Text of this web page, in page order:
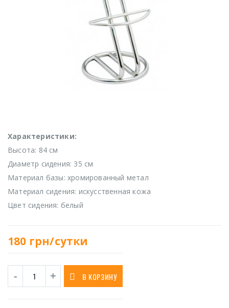
Характеристики:
Высота: 84 см
Диаметр сидения: 35 см
Материал базы: хромированный метал
Материал сидения: искусственная кожа
Цвет сидения: белый
180 грн/сутки
В КОРЗИНУ